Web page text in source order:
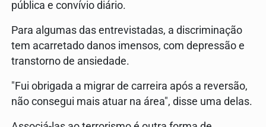
pública e convívio diário.
Para algumas das entrevistadas, a discriminação
tem acarretado danos imensos, com depressão e
transtorno de ansiedade.
"Fui obrigada a migrar de carreira após a reversão,
não consegui mais atuar na área", disse uma delas.